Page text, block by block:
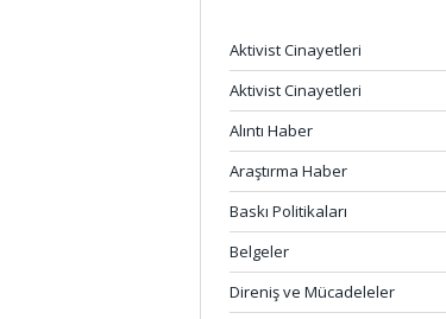
Aktivist Cinayetleri
Aktivist Cinayetleri
Alıntı Haber
Araştırma Haber
Baskı Politikaları
Belgeler
Direniş ve Mücadeleler